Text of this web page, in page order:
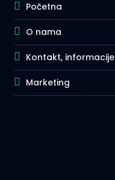
Početna
O nama
Kontakt, informacije
Marketing